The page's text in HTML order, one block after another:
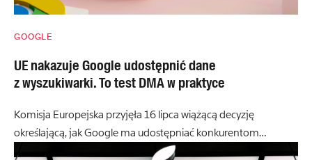
GOOGLE
UE nakazuje Google udostępnić dane
z wyszukiwarki. To test DMA w praktyce
Komisja Europejska przyjęła 16 lipca wiążącą decyzję
określającą, jak Google ma udostępniać konkurentom…